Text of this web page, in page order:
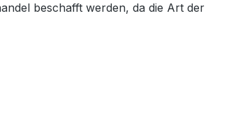
beschafft werden, da die Art der